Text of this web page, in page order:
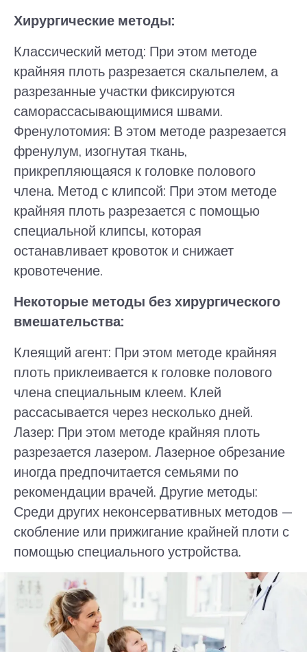
Хирургические методы:
Классический метод: При этом методе
крайняя плоть разрезается скальпелем, а
разрезанные участки фиксируются
саморассасывающимися швами.
Френулотомия: В этом методе разрезается
френулум, изогнутая ткань,
прикрепляющаяся к головке полового
члена. Метод с клипсой: При этом методе
крайняя плоть разрезается с помощью
специальной клипсы, которая
останавливает кровоток и снижает
кровотечение.
Некоторые методы без хирургического
вмешательства:
Клеящий агент: При этом методе крайняя
плоть приклеивается к головке полового
члена специальным клеем. Клей
рассасывается через несколько дней.
Лазер: При этом методе крайняя плоть
разрезается лазером. Лазерное обрезание
иногда предпочитается семьями по
рекомендации врачей. Другие методы:
Среди других неконсервативных методов —
скобление или прижигание крайней плоти с
помощью специального устройства.